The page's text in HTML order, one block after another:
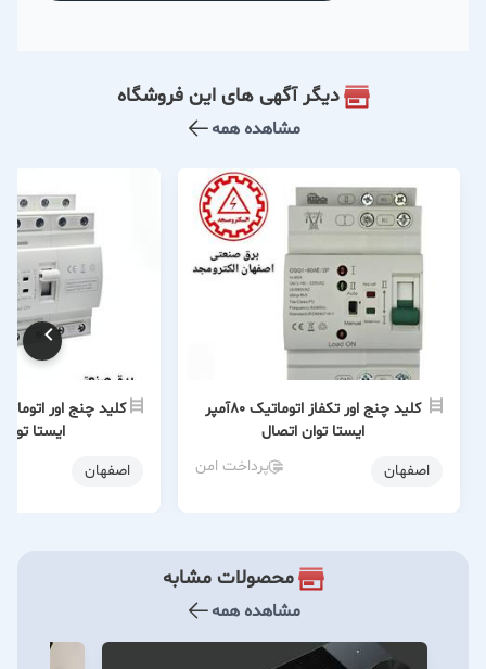
دیگر آگهی های این فروشگاه
مشاهده همه
کلید چنج اور تکفاز اتوماتیک 80آمپر
ایستا توان اتصال
اصفهان
پرداخت امن
ایستا
اصفهان
محصولات مشابه
مشاهده همه